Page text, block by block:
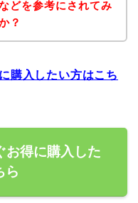
どを参考にされてみ
？
購入したい方はこち
お得に購入した
ら